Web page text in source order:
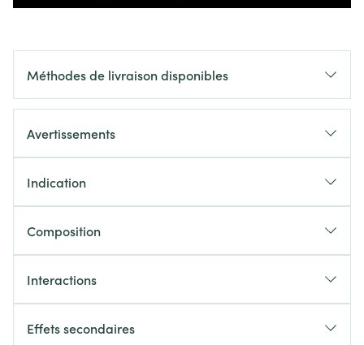
Méthodes de livraison disponibles
Avertissements
Indication
Composition
Interactions
Effets secondaires